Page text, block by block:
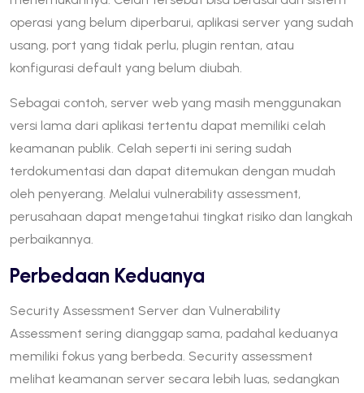
operasi yang belum diperbarui, aplikasi server yang sudah
usang, port yang tidak perlu, plugin rentan, atau
konfigurasi default yang belum diubah.
Sebagai contoh, server web yang masih menggunakan
versi lama dari aplikasi tertentu dapat memiliki celah
keamanan publik. Celah seperti ini sering sudah
terdokumentasi dan dapat ditemukan dengan mudah
oleh penyerang. Melalui vulnerability assessment,
perusahaan dapat mengetahui tingkat risiko dan langkah
perbaikannya.
Perbedaan Keduanya
Security Assessment Server dan Vulnerability
Assessment sering dianggap sama, padahal keduanya
memiliki fokus yang berbeda. Security assessment
melihat keamanan server secara lebih luas, sedangkan